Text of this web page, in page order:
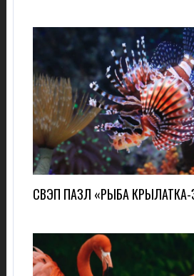
СВЭП ПАЗЛ «РЫБА КРЫЛАТКА-